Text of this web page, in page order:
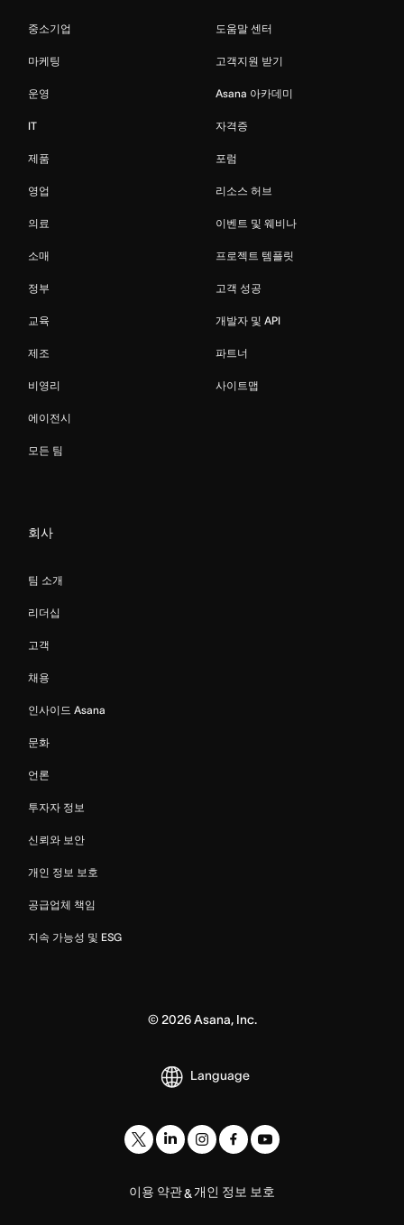
중소기업
마케팅
운영
IT
제품
영업
의료
소매
정부
교육
제조
비영리
에이전시
모든 팀
도움말 센터
고객지원 받기
Asana 아카데미
자격증
포럼
리소스 허브
이벤트 및 웨비나
프로젝트 템플릿
고객 성공
개발자 및 API
파트너
사이트맵
회사
팀 소개
리더십
고객
채용
인사이드 Asana
문화
언론
투자자 정보
신뢰와 보안
개인 정보 보호
공급업체 책임
지속 가능성 및 ESG
© 2026Asana, Inc.
Language
이용 약관& 개인 정보 보호